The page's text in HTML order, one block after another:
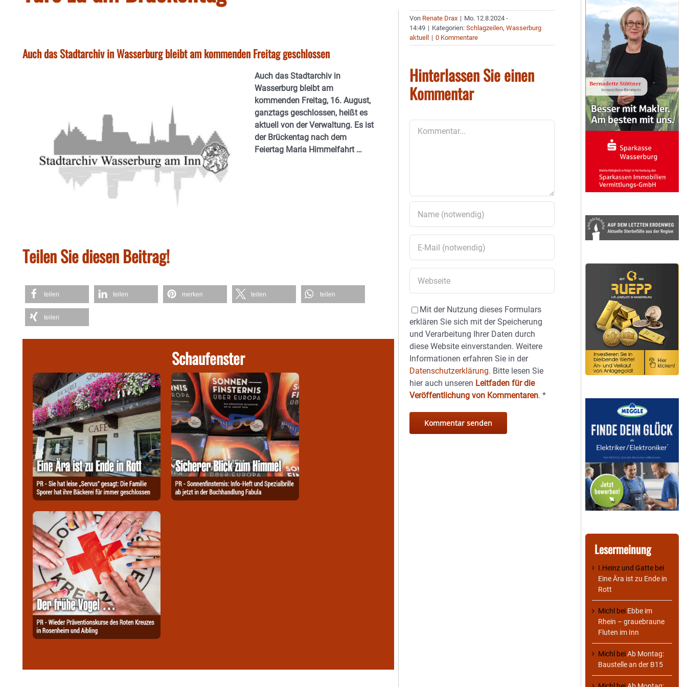
Auch das Stadtarchiv in Wasserburg bleibt am kommenden Freitag geschlossen
Auch das Stadtarchiv in
Wasserburg bleibt am
kommenden Freitag, 16. August,
ganztags geschlossen, heißt es
aktuell von der Verwaltung. Es ist
der Brückentag nach dem
Feiertag Maria Himmelfahrt …
Teilen Sie diesen Beitrag!
teilen teilen merken teilen teilen
teilen
Schaufenster
Von Renate Drax | Mo. 12.8.2024 -
14:49 | Kategorien:Schlagzeilen,Wasserburg
aktuell
| 0 Kommentare
Hinterlassen Sie einen
Kommentar
Mit der Nutzung dieses Formulars
erklären Sie sich mit der Speicherung
und Verarbeitung Ihrer Daten durch
diese Website einverstanden. Weitere
Informationen erfahren Sie in der
Datenschutzerklärung. Bitte lesen Sie
hier auch unseren Leitfaden für die
Veröffentlichung von Kommentaren.*
Lesermeinung
I.Heinz und Gatte bei
Eine Ära ist zu Ende in
Rott
Michl bei Ebbe im
Rhein – grauebraune
Fluten im Inn
Michl beiAb Montag:
Baustelle an der B15